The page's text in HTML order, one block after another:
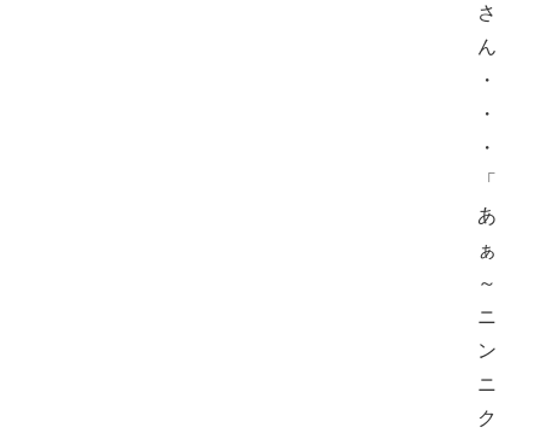
さ
ん
・
・
・
「
あ
ぁ
～
ニ
ン
ニ
ク